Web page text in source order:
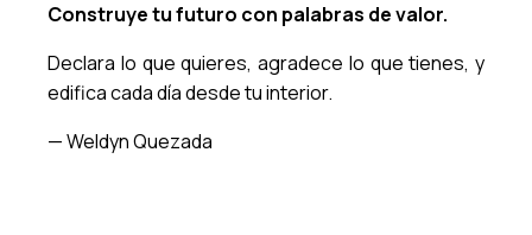
Construye tu futuro con palabras de valor.
Declara lo que quieres, agradece lo que tienes, y
edifica cada día desde tu interior.
— Weldyn Quezada